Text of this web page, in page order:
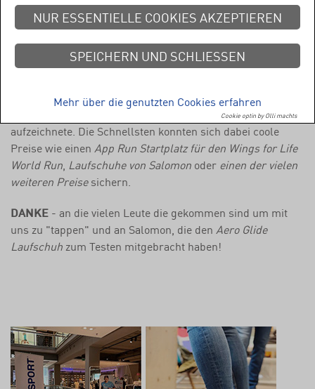
DieINTERSPORT Tapping Challengetourte durch ganz
Österreich und machte dabei am Freitag den 07. April 2023
in unserer OKAY Filiale Innsbruck Ost halt. Dabei konnte
so schnell wie möglich auf einer speziell aufgebauten
Matte "tappte", welche die Häufigkeit der Bewegungen
aufzeichnete. Die Schnellsten konnten sich dabei coole
Preise wie einen App Run Startplatz für den Wings for Life
World Run, Laufschuhe von Salomon oder einen der vielen
weiteren Preisesichern.
DANKE - an die vielen Leute die gekommen sind um mit
uns zu "tappen" und an Salomon, die den Aero Glide
Laufschuhzum Testen mitgebracht haben!
NUR ESSENTIELLE COOKIES AKZEPTIEREN
SPEICHERN UND SCHLIESSEN
Mehr über die genutzten Cookies erfahren
Cookie optin by Olli machts